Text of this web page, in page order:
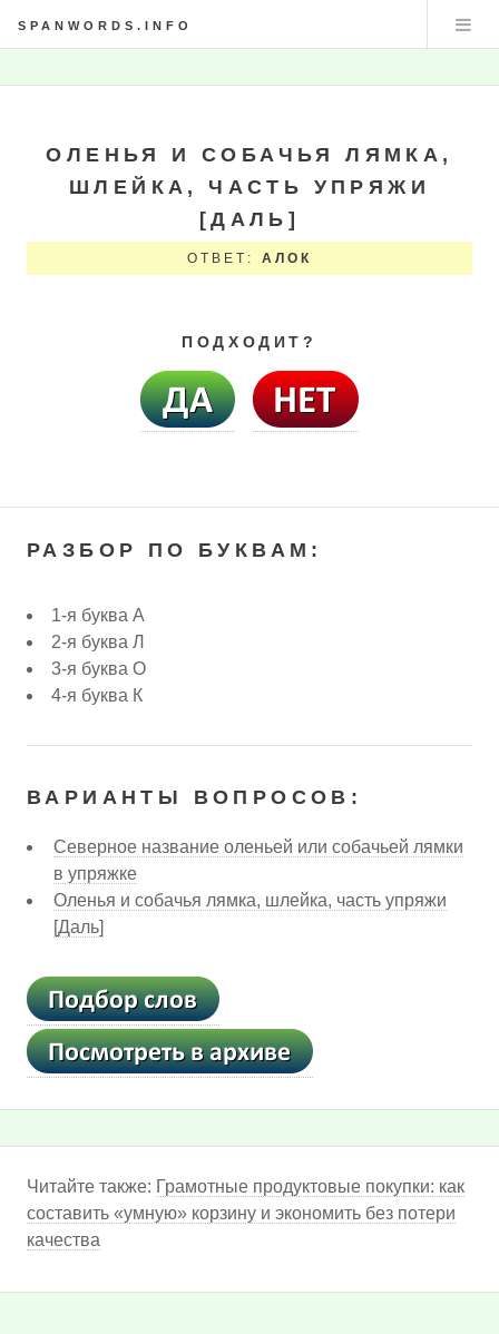
SPANWORDS.INFO
ОЛЕНЬЯ И СОБАЧЬЯ ЛЯМКА,
ШЛЕЙКА, ЧАСТЬ УПРЯЖИ
[ДАЛЬ]
ОТВЕТ: АЛОК
ПОДХОДИТ?
РАЗБОР ПО БУКВАМ:
1-я буква А
2-я буква Л
3-я буква О
4-я буква К
ВАРИАНТЫ ВОПРОСОВ:
Северное название оленьей или собачьей лямки
в упряжке
Оленья и собачья лямка, шлейка, часть упряжи
[Даль]
Читайте также: Грамотные продуктовые покупки: как
составить «умную» корзину и экономить без потери
качества